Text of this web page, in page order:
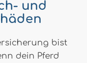
und
bist
dein Pferd